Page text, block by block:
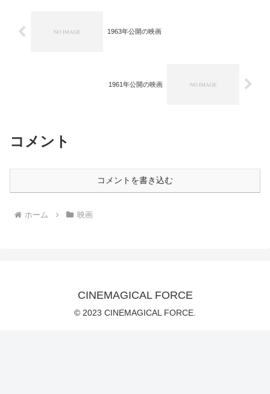
1963年公開の映画
1961年公開の映画
コメント
コメントを書き込む
ホーム 映画
CINEMAGICAL FORCE
© 2023 CINEMAGICAL FORCE.